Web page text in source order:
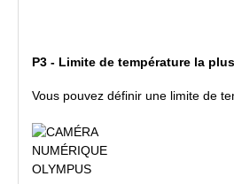
P3 - Limite de température la
Vous pouvez définir une limite de